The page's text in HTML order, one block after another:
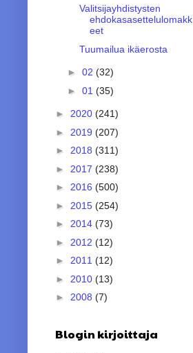
Valitsijayhdistysten
ehdokasasettelulomakk
eet
Tuumailua ikäerosta
► 02 (32)
► 01 (35)
► 2020 (241)
► 2019 (207)
► 2018 (311)
► 2017 (238)
► 2016 (500)
► 2015 (254)
► 2014 (73)
► 2012 (12)
► 2011 (12)
► 2010 (13)
► 2008 (7)
Blogin kirjoittaja